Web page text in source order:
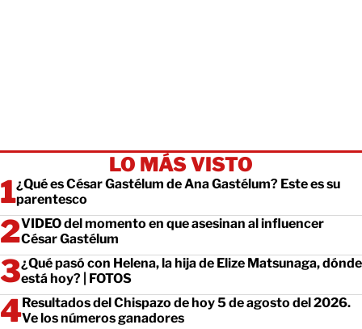
LO MÁS VISTO
¿Qué es César Gastélum de Ana Gastélum? Este es su
parentesco
VIDEO del momento en que asesinan al influencer
César Gastélum
¿Qué pasó con Helena, la hija de Elize Matsunaga, dónde
está hoy? | FOTOS
Resultados del Chispazo de hoy 5 de agosto del 2026.
Ve los números ganadores